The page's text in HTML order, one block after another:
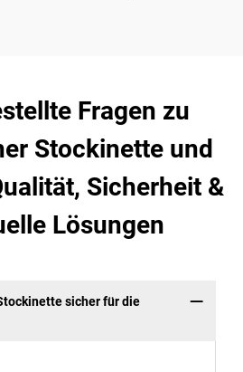
Fragen zu
Stockinette und
Sicherheit &
Lösungen
sicher für die